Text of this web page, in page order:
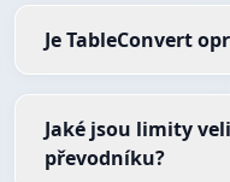
Je TableConvert
Jaké jsou limity
převodníku?